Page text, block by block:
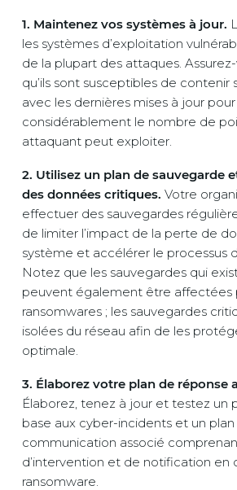
1. Maintenez vos systèmes à jour.
les systèmes d’exploitation
de la plupart des attaques.
qu’ils sont susceptibles de contenir
avec les dernières mises à jour
considérablement le nombre de
attaquant peut exploiter.
2. Utilisez un plan de sauvegarde
des données critiques. Votre
effectuer des sauvegardes
de limiter l’impact de la perte de
système et accélérer le processus
Notez que les sauvegardes qui
peuvent également être affectées
ransomwares ; les sauvegardes
isolées du réseau afin de les
optimale.
3. Élaborez votre plan de réponse
Élaborez, tenez à jour et testez un
base aux cyber-incidents et un
communication associé
d’intervention et de notification en
ransomware.